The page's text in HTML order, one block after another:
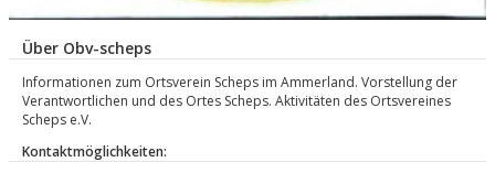
Über Obv-scheps
Informationen zum Ortsverein Scheps im Ammerland. Vorstellung der
Verantwortlichen und des Ortes Scheps. Aktivitäten des Ortsvereines
Scheps e.V.
Kontaktmöglichkeiten: